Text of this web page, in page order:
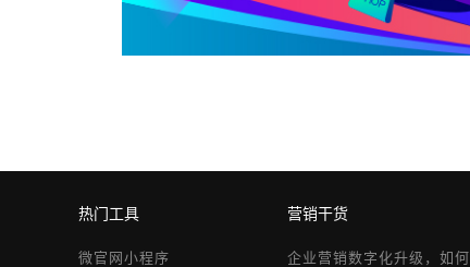
热门工具
微官网小程序
营销干货
企业营销数字化升级，如何